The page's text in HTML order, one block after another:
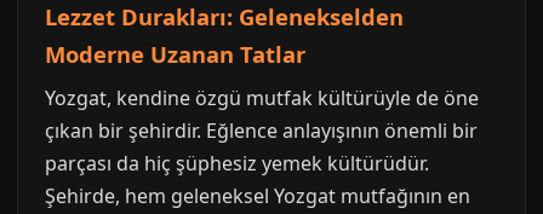
Lezzet Durakları: Gelenekselden
Moderne Uzanan Tatlar
Yozgat, kendine özgü mutfak kültürüyle de öne
çıkan bir şehirdir. Eğlence anlayışının önemli bir
parçası da hiç şüphesiz yemek kültürüdür.
Şehirde, hem geleneksel Yozgat mutfağının en